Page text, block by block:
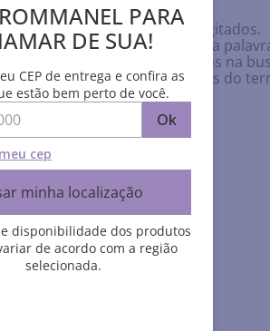
Verifique os termos digitados.
Tente utilizar uma única
Utilize termos genéricos na
Tente utilizar sinônimos do
PARA
DE SUA!
CEP de entrega e confira as
estão bem perto de você.
Ok
cep
minha localização
disponibilidade dos produtos
de acordo com a região
selecionada.